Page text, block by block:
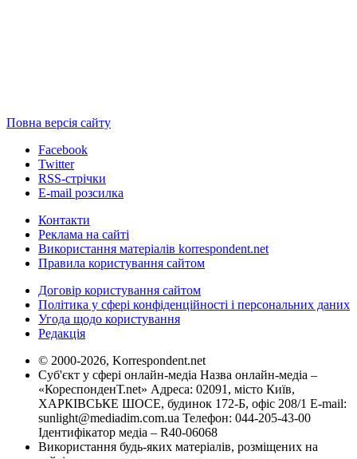
Повна версія сайту
Facebook
Twitter
RSS-стрічки
E-mail розсилка
Контакти
Реклама на сайті
Використання матеріалів korrespondent.net
Правила користування сайтом
Договір користування сайтом
Політика у сфері конфіденційності і персональних даних
Угода щодо користування
Редакція
© 2000-2026, Korrespondent.net
Суб'єкт у сфері онлайн-медіа Назва онлайн-медіа –
«КореспонденТ.net» Адреса: 02091, місто Київ,
ХАРКІВСЬКЕ ШОСЕ, будинок 172-Б, офіс 208/1 E-mail:
sunlight@mediadim.com.ua Телефон: 044-205-43-00
Ідентифікатор медіа – R40-06068
Використання будь-яких матеріалів, розміщених на